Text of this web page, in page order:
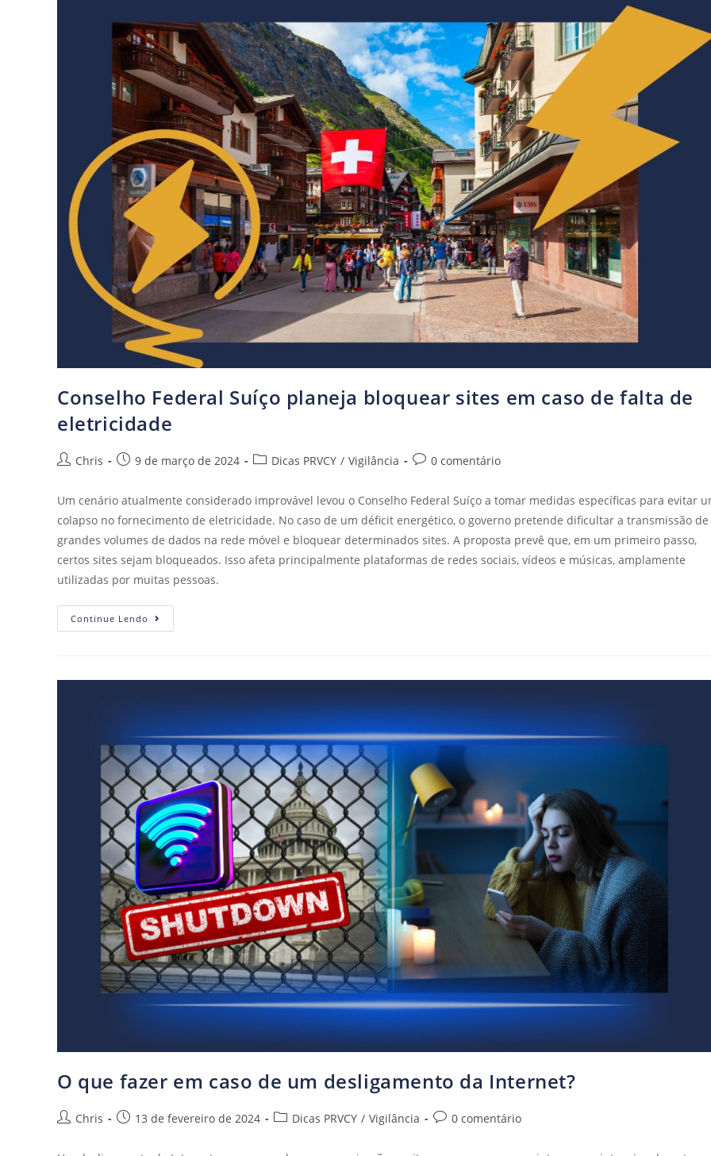
Conselho Federal Suíço planeja bloquear sites em caso de falta de
eletricidade
Chris 9 de março de 2024 Dicas PRVCY / Vigilância 0 comentário
Um cenário atualmente considerado improvável levou o Conselho Federal Suíço a tomar medidas específicas para evitar
colapso no fornecimento de eletricidade. No caso de um déficit energético, o governo pretende dificultar a transmissão de
grandes volumes de dados na rede móvel e bloquear determinados sites. A proposta prevê que, em um primeiro passo,
certos sites sejam bloqueados. Isso afeta principalmente plataformas de redes sociais, vídeos e músicas, amplamente
utilizadas por muitas pessoas.
Continue Lendo
O que fazer em caso de um desligamento da Internet?
Chris 13 de fevereiro de 2024 Dicas PRVCY / Vigilância 0 comentário